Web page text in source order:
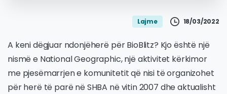
Lajme 18/03/2022
A keni dëgjuar ndonjëherë për BioBlitz? Kjo është një
nismë e National Geographic, një aktivitet kërkimor
me pjesëmarrjen e komunitetit që nisi të organizohet
për herë të parë në SHBA në vitin 2007 dhe aktualisht